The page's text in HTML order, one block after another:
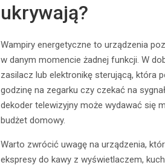
ukrywają?
Wampiry energetyczne to urządzenia
w danym momencie żadnej funkcji. W
zasilacz lub elektronikę sterującą, która
godzinę na zegarku czy czekać na
dekoder telewizyjny może wydawać się
budżet domowy.
Warto zwrócić uwagę na urządzenia,
ekspresy do kawy z wyświetlaczem,